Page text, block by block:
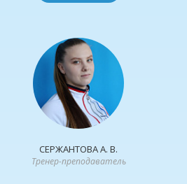
СЕРЖАНТОВА А. В.
Тренер-преподаватель